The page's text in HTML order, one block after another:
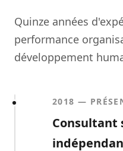
Quinze années
performance
développement
2018 —
Consultant